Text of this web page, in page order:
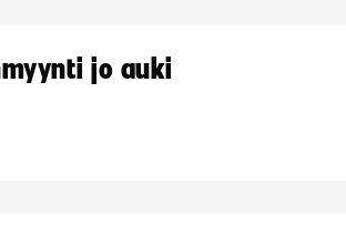
jo auki